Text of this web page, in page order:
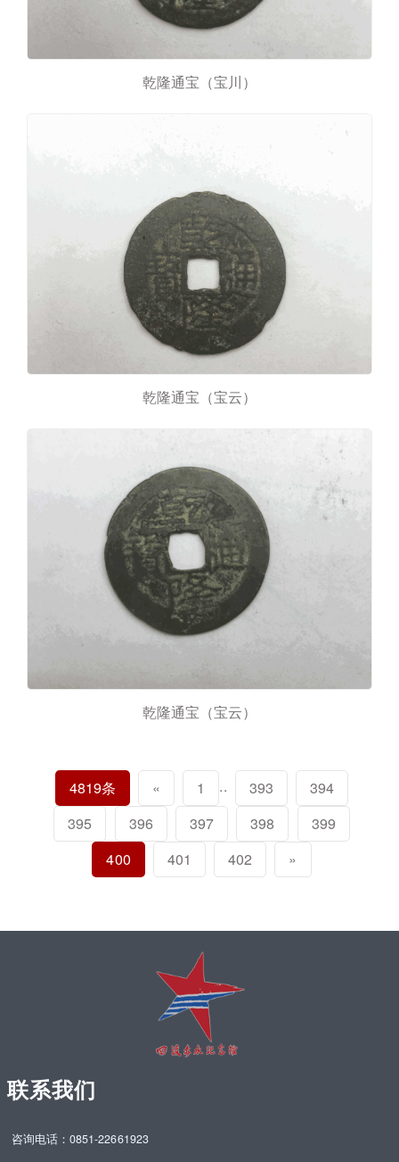
乾隆通宝（宝川）
乾隆通宝（宝云）
乾隆通宝（宝云）
4819条 « 1 .. 393
394
395
396 397 398
399
400
401 402 »
联系我们
咨询电话：0851-22661923